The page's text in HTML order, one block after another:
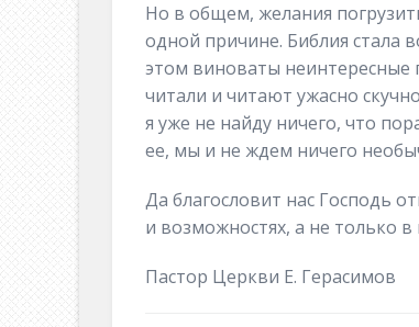
Но в общем, желания
одной причине. Библия стала
этом виноваты неинтересные
читали и читают ужасно
я уже не найду ничего, что
ее, мы и не ждем ничего
Да благословит нас Господь
и возможностях, а не только
Пастор Церкви Е. Герасимов